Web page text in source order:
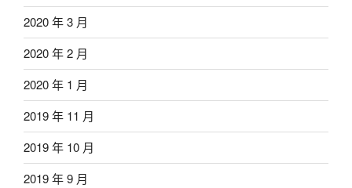
2020 年 3 月
2020 年 2 月
2020 年 1 月
2019 年 11 月
2019 年 10 月
2019 年 9 月